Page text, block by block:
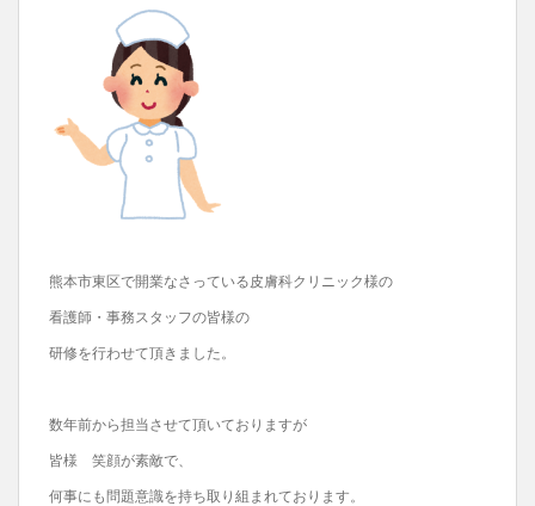
熊本市東区で開業なさっている皮膚科クリニック様の
看護師・事務スタッフの皆様の
研修を行わせて頂きました。
数年前から担当させて頂いておりますが
皆様 笑顔が素敵で、
何事にも問題意識を持ち取り組まれております。